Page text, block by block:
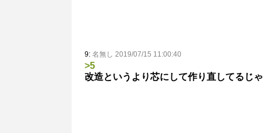
9: 名無し 2019/07/15 11:00:40
>5
改造というより芯にして作り直してるじ